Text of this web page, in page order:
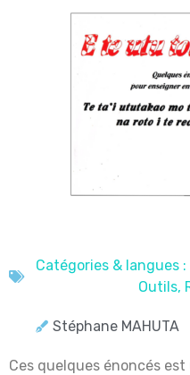
Catégories & langues :
Outils,
Stéphane MAHUTA
Ces quelques énoncés